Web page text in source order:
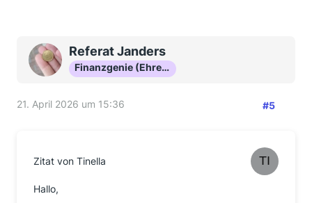
Referat Janders
Finanzgenie (Ehrenmitglied)
21. April 2026 um 15:36 #5
Zitat von Tinella
Hallo,